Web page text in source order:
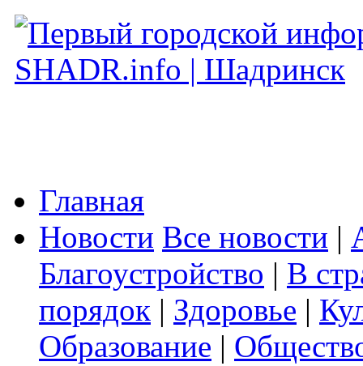
Главная
Новости Все новости |
Благоустройство | В
порядок | Здоровье |
Образование |